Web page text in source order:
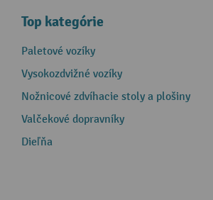
Top kategórie
Paletové vozíky
Vysokozdvižné vozíky
Nožnicové zdvíhacie stoly a plošiny
Valčekové dopravníky
Dieľňa